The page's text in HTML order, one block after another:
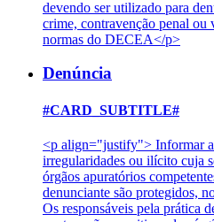
devendo ser utilizado para
crime, contravenção penal ou
normas do DECEA</p>
Denúncia
#CARD_SUBTITLE#
<p align="justify"> Informar
irregularidades ou ilícito cuja
órgãos apuratórios
denunciante são protegidos,
Os responsáveis pela prática